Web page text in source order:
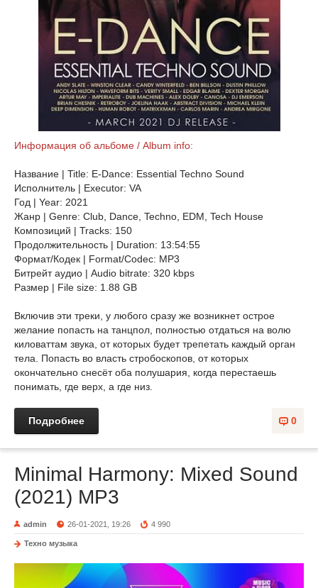
Информация об альбоме / Album info:
Название | Title: E-Dance: Essential Techno Sound
Исполнитель | Executor: VA
Год | Year: 2021
Жанр | Genre: Club, Dance, Techno, EDM, Tech House
Композиций | Tracks: 150
Продолжительность | Duration: 13:54:55
Формат/Кодек | Format/Codec: MP3
Битрейт аудио | Audio bitrate: 320 kbps
Размер | File size: 1.88 GB
Включив эти треки, у любого сразу же возникнет острое
желание попасть на танцпол, полностью отдаться на волю
киловаттам звука, от которых будет трепетать каждый орган
тела. Попасть во власть стробоскопов, от которых
окончательно снесёт оба полушария, когда перестаешь
понимать, где верх, а где низ.
0
Подробнее
Minimal Harmony: Mixed Sound
(2021) MP3
admin 26-01-2021, 19:26 4 990
Техно музыка